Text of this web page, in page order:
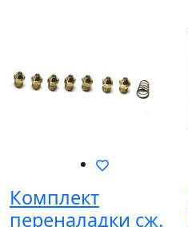
Комплект
переналадки сж.